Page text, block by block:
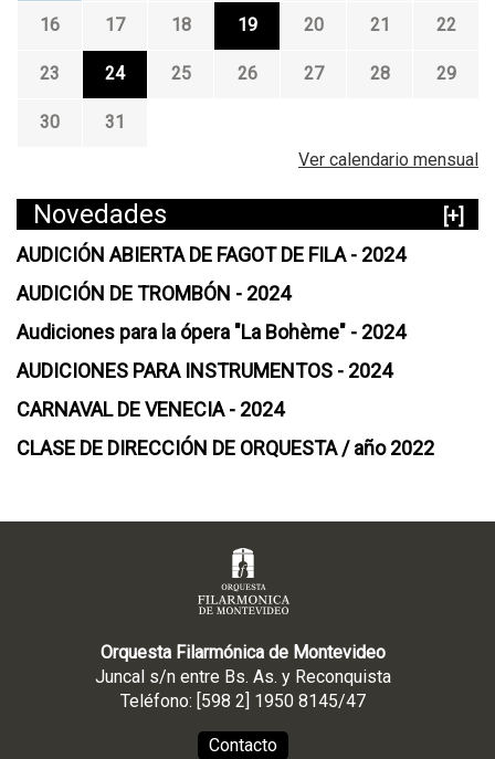
16 17 18 19 20 21 22
23 24 25 26 27 28 29
30
31
Ver calendario mensual
Novedades
[+]
AUDICIÓN ABIERTA DE FAGOT DE FILA - 2024
AUDICIÓN DE TROMBÓN - 2024
Audiciones para la ópera "La Bohème" - 2024
AUDICIONES PARA INSTRUMENTOS - 2024
CARNAVAL DE VENECIA - 2024
CLASE DE DIRECCIÓN DE ORQUESTA / año 2022
Orquesta Filarmónica de Montevideo
Juncal s/n entre Bs. As. y Reconquista
Teléfono: [598 2] 1950 8145/47
Contacto